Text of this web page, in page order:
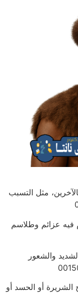
مثل التسبب
فيه عزائم وطلاسم
والشعور
الشريرة أو الحسد أو